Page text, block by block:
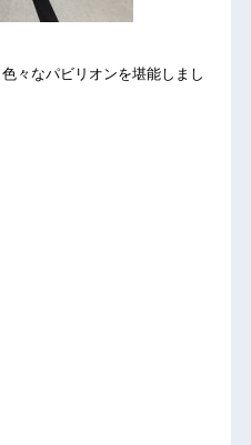
々なパビリオンを堪能しまし